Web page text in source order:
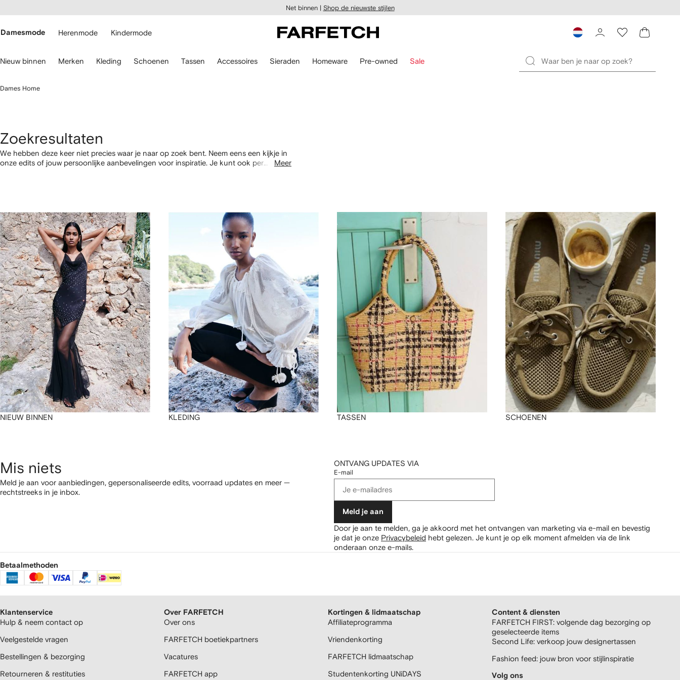
naar de
Net binnen | Shop de nieuwste stijlen
Damesmode Herenmode Kindermode
Nieuw binnen Merken Kleding Schoenen Tassen Accessoires Sieraden Homeware Pre-owned Sale
Dames Home
Zoekresultaten
We hebben deze keer niet precies waar je naar op zoek bent. Neem eens een kijkje in
onze edits of jouw persoonlijke aanbevelingen voor inspiratie. Je kunt ook per
Meer
1
van
4
NIEUW BINNEN
2
van
4
KLEDING
3
van
4
TASSEN
4
van
4
SCHOENEN
Mis niets
Meld je aan voor aanbiedingen, gepersonaliseerde edits, voorraad updates en meer —
rechtstreeks in je inbox.
ONTVANG UPDATES VIA
E-mail
Meld je aan
Door je aan te melden, ga je akkoord met het ontvangen van marketing via e-mail en bevestig
je dat je onze Privacybeleid hebt gelezen. Je kunt je op elk moment afmelden via de link
onderaan onze e-mails.
Betaalmethoden
Klantenservice
Hulp & neem contact op
Veelgestelde vragen
Bestellingen & bezorging
Retourneren & restituties
Over FARFETCH
Over ons
FARFETCH boetiekpartners
Vacatures
FARFETCH app
Kortingen & lidmaatschap
Affiliateprogramma
Vriendenkorting
FARFETCH lidmaatschap
Studentenkorting UNiDAYS
Content & diensten
FARFETCH FIRST: volgende dag bezorging op
geselecteerde items
Second Life: verkoop jouw designertassen
Fashion feed: jouw bron voor stijlinspiratie
Volg ons